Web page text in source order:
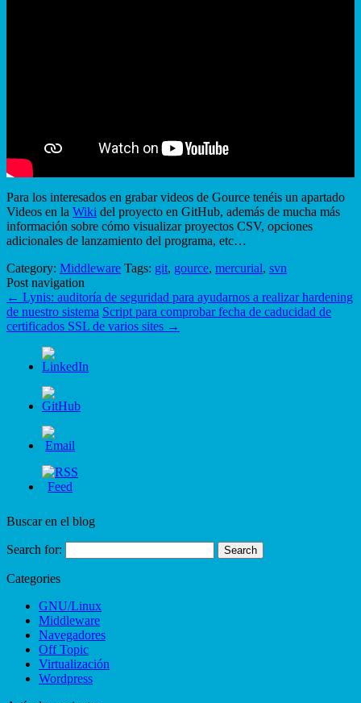
Para los interesados en grabar videos de Gource tenéis un apartado
Videos en la Wiki del proyecto en GitHub, además de mucha más
información sobre cómo visualizar proyectos CSV, opciones
adicionales de lanzamiento del programa, etc…
Category: Middleware Tags: git, gource, mercurial, svn
Post navigation
← Lynis: auditoría de seguridad para ayudarnos a realizar hardening
de nuestro sistema Script para comprobar fecha de caducidad de
certificados SSL de varios sites →
Buscar en el blog
Search for:
Categories
GNU/Linux
Middleware
Navegadores
Off Topic
Virtualización
Wordpress